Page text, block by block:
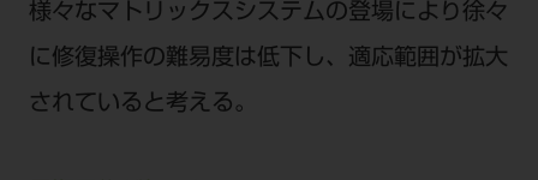
様々なマトリックスシステムの登場により徐々
に修復操作の難易度は低下し、適応範囲が拡大
されていると考える。